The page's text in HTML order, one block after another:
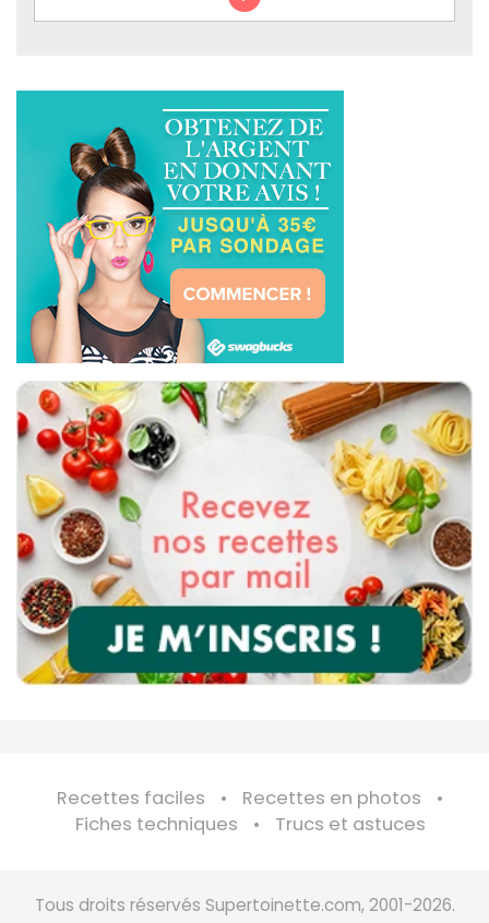
Recettes faciles
Recettes en photos
Fiches techniques
Trucs et astuces
Tous droits réservés Supertoinette.com, 2001-2026.